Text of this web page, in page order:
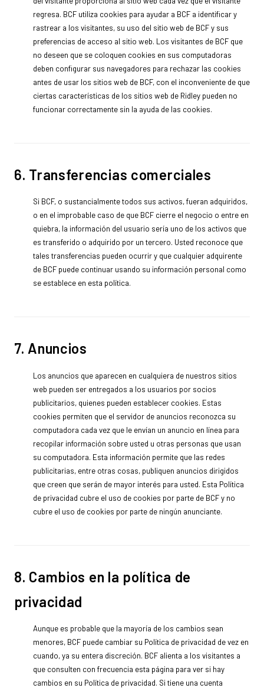
regresa. BCF utiliza cookies para ayudar a BCF a identificar y
rastrear a los visitantes, su uso del sitio web de BCF y sus
preferencias de acceso al sitio web. Los visitantes de BCF que
no deseen que se coloquen cookies en sus computadoras
deben configurar sus navegadores para rechazar las cookies
antes de usar los sitios web de BCF, con el inconveniente de que
ciertas características de los sitios web de Ridley pueden no
funcionar correctamente sin la ayuda de las cookies.
6. Transferencias comerciales
Si BCF, o sustancialmente todos sus activos, fueran adquiridos,
o en el improbable caso de que BCF cierre el negocio o entre en
quiebra, la información del usuario sería uno de los activos que
es transferido o adquirido por un tercero. Usted reconoce que
tales transferencias pueden ocurrir y que cualquier adquirente
de BCF puede continuar usando su información personal como
se establece en esta política.
7. Anuncios
Los anuncios que aparecen en cualquiera de nuestros sitios
web pueden ser entregados a los usuarios por socios
publicitarios, quienes pueden establecer cookies. Estas
cookies permiten que el servidor de anuncios reconozca su
computadora cada vez que le envían un anuncio en línea para
recopilar información sobre usted u otras personas que usan
su computadora. Esta información permite que las redes
publicitarias, entre otras cosas, publiquen anuncios dirigidos
que creen que serán de mayor interés para usted. Esta Política
de privacidad cubre el uso de cookies por parte de BCF y no
cubre el uso de cookies por parte de ningún anunciante.
8. Cambios en la política de
privacidad
Aunque es probable que la mayoría de los cambios sean
menores, BCF puede cambiar su Política de privacidad de vez en
cuando, ya su entera discreción. BCF alienta a los visitantes a
que consulten con frecuencia esta página para ver si hay
cambios en su Política de privacidad. Si tiene una cuenta